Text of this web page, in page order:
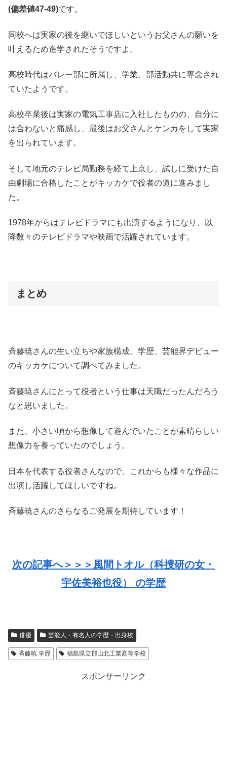
(偏差値47-49)です。
同校へは実家の後を継いでほしいというお父さんの願いを
叶えるため進学されたそうですよ。
高校時代はバレー部に所属し、学業、部活動共に専念され
ていたようです。
高校卒業後は実家の電気工事店に入社したものの、自分に
は合わないと痛感し、最後はお父さんとケンカをして実家
を出られています。
そして地元のテレビ局勤務を経て上京し、試しに受けた自
由劇場に合格したことがキッカケで役者の道に進みまし
た。
1978年からはテレビドラマにも出演するようになり、以
降数々のテレビドラマや映画で活躍されています。
まとめ
斉藤暁さんの生い立ちや家族構成、学歴、芸能界デビュー
のキッカケについて調べてみました。
斉藤暁さんにとって役者という仕事は天職だったんだろう
なと思いました。
また、小さい頃から想像して遊んでいたことが素晴らしい
想像力を養っていたのでしょう。
日本を代表する役者さんなので、これからも様々な作品に
出演し活躍してほしいですね。
斉藤暁さんのさらなるご発展を期待しています！
次の記事へ＞＞＞風間トオル（科捜研の女・
宇佐美裕也役） の学歴
俳優 芸能人・有名人の学歴・出身校
斉藤暁 学歴 福島県立郡山北工業高等学校
スポンサーリンク